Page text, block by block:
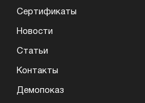
Сертификаты
Новости
Статьи
Контакты
Демопоказ